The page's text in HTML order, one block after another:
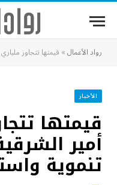
رواد الأعمال» قيمتها تتجاوز ملياري
الأخبار
قيمتها
أمير
تنموية